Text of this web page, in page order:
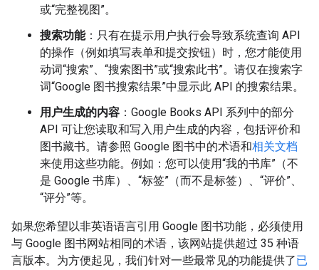
或“完整视图”。
搜索功能：只有在提示用户执行会导致系统查询 API
的操作（例如填写表单和提交按钮）时，您才能使用
动词“搜索”、“搜索图书”或“搜索此书”。请仅在搜索字
词“Google 图书搜索结果”中显示此 API 的搜索结果。
用户生成的内容 ：Google Books API 系列中的部分
API 可让您读取和写入用户生成的内容，包括评价和
图书藏书。请参照 Google 图书中的术语和相关文档
来使用这些功能。例如：您可以使用“我的书库”（不
是 Google 书库）、“标签”（而不是标签）、“评价”、
“评分”等。
如果您希望以非英语语言引用 Google 图书功能，必须使用
与 Google 图书网站相同的术语，该网站提供超过 35 种语
言版本。为方便起见，我们针对一些最常见的功能提供了已